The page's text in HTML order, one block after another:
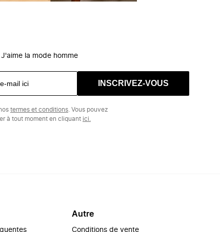
J'aime la mode homme
INSCRIVEZ-VOUS
termes et conditions . Vous pouvez
à tout moment en cliquant ici.
Autre
Conditions de vente